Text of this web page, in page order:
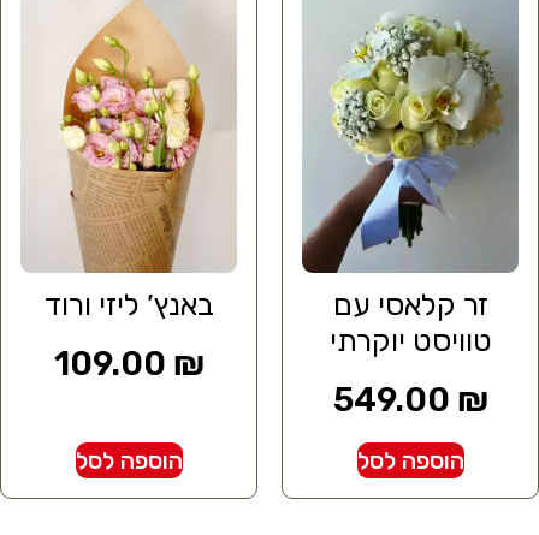
זר קלאסי עם
טוויסט יוקרתי
549.00 ₪
הוספה לסל
באנץ’ ליזי ורוד
109.00 ₪
הוספה לסל